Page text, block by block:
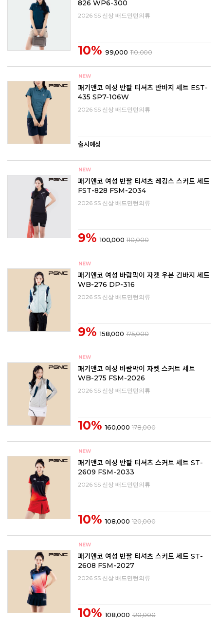
826 WP6-300
2026 SS 신상 배드민턴의류
10% 99,000 110,000
패기앤코 여성 반팔 티셔츠 반바지 세트 EST-
435 SP7-106W
2026 SS 신상 배드민턴의류
출시예정
패기앤코 여성 반팔 티셔츠 레깅스 스커트 세트
FST-828 FSM-2034
2026 SS 신상 배드민턴의류
9% 100,000 110,000
패기앤코 여성 바람막이 자켓 우븐 긴바지 세트
WB-276 DP-316
2026 SS 신상 배드민턴의류
9% 158,000 175,000
패기앤코 여성 바람막이 자켓 스커트 세트
WB-275 FSM-2026
2026 SS 신상 배드민턴의류
10% 160,000 178,000
패기앤코 여성 반팔 티셔츠 스커트 세트 ST-
2609 FSM-2033
2026 SS 신상 배드민턴의류
10% 108,000 120,000
패기앤코 여성 반팔 티셔츠 스커트 세트 ST-
2608 FSM-2027
2026 SS 신상 배드민턴의류
10% 108,000 120,000